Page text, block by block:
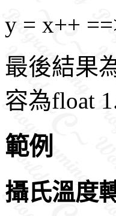
y = x++
最後結果
容為float
範例
攝氏溫度